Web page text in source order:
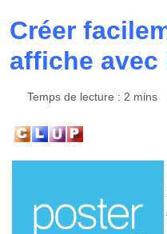
Créer
affiche avec
Temps de lecture : 2 mins